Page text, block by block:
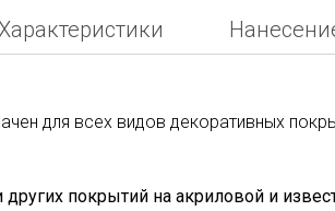
для всех видов декоративных
покрытий на акриловой и